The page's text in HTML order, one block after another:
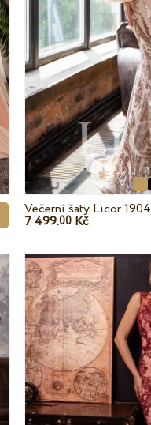
Večerní šaty Licor 1904
7 499.00 Kč